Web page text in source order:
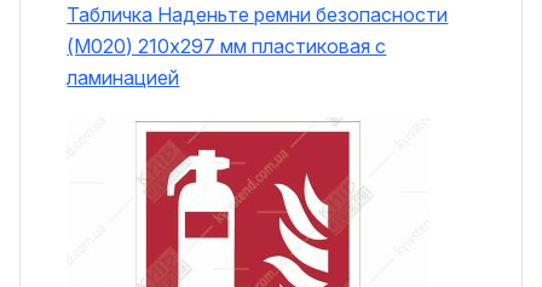
Табличка Наденьте ремни безопасности
(M020) 210х297 мм пластиковая с
ламинацией